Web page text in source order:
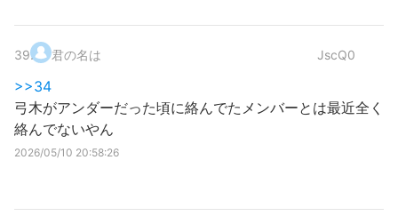
39. 君の名は JscQ0
>>34
弓木がアンダーだった頃に絡んでたメンバーとは最近全く
絡んでないやん
2026/05/10 20:58:26